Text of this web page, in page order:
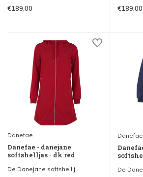
€189,00 €189,00
Danefae
Danefae - danejane
softshelljas - dk red
De Danejane softshell j...
Danefae
De